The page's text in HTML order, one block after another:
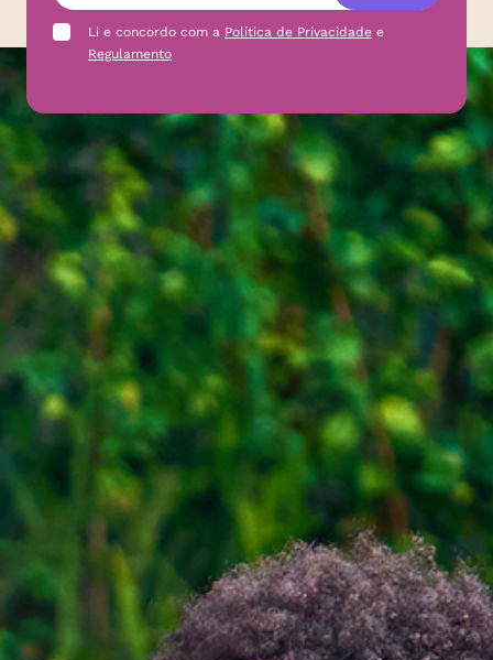
Li e concordo com a Política de Privacidade e
Regulamento